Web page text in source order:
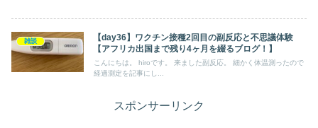
雑談
【day36】ワクチン接種2回目の副反応と不思議体験
【アフリカ出国まで残り4ヶ月を綴るブログ！】
こんにちは。 hiroです。 来ました副反応。 細かく体温測ったので
経過測定を記事にし...
スポンサーリンク